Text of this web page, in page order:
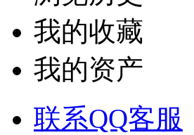
我的收藏
我的资产
联系QQ客服